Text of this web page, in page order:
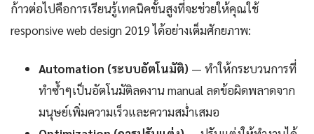
ก้าวต่อไปคือการเรียนรู้เทคนิคขั้นสูงที่จะช่วยให้คุณใช้
responsive web design 2019 ได้อย่างเต็มศักยภาพ:
Automation (ระบบอัตโนมัติ) — ทำให้กระบวนการที่
ทำซ้ำๆเป็นอัตโนมัติลดงาน manual ลดข้อผิดพลาดจาก
มนุษย์เพิ่มความเร็วและความสม่ำเสมอ